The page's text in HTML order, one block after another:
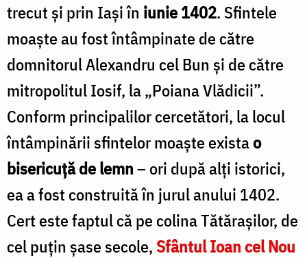
Oana
Nechifor
trecut şi prin Iaşi în iunie 1402. Sfintele
moaşte au fost întâmpinate de către
domnitorul Alexandru cel Bun şi de către
mitropolitul Iosif, la „Poiana Vlădicii”.
Conform principalilor cercetători, la locul
întâmpinării sfintelor moaşte existao
bisericuţă de lemn– ori după alţi istorici,
ea a fost construită în jurul anului 1402.
Cert este faptul că pe colina Tătăraşilor, de
cel puţin şase secole,Sfântul Ioan cel Nou